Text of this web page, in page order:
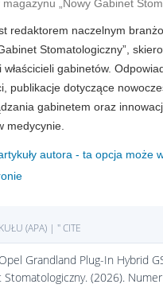
„Nowy Gabinet
redaktorem naczelnym
Stomatologiczny”,
gabinetów.
publikacje dotyczące
gabinetem oraz
medycynie.
autora - ta opcja może
(APA) | " CITE
Grandland Plug-In Hybrid
Stomatologiczny. (2026).